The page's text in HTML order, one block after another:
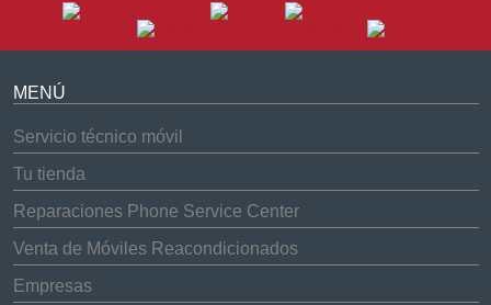
MENÚ
Servicio técnico móvil
Tu tienda
Reparaciones Phone Service Center
Venta de Móviles Reacondicionados
Empresas